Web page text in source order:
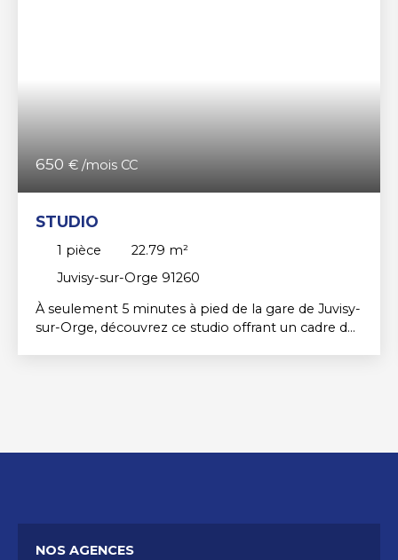
650 € /mois CC
STUDIO
1 pièce 22.79 m²
Juvisy-sur-Orge 91260
À seulement 5 minutes à pied de la gare de Juvisy-
sur-Orge, découvrez ce studio offrant un cadre de
NOS AGENCES